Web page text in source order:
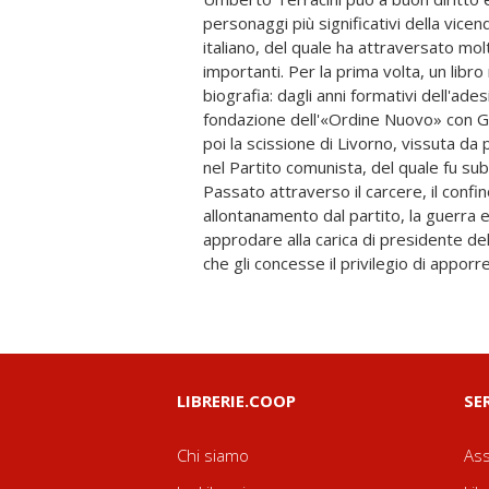
personaggi più significativi della
italiano, del quale ha attraversato
importanti. Per la prima volta, un
biografia: dagli anni formativi
fondazione dell'«Ordine Nuovo» con
poi la scissione di Livorno, vissuta da
nel Partito comunista, del quale fu
Passato attraverso il carcere, il
allontanamento dal partito, la guerra
approdare alla carica di presidente
che gli concesse il privilegio di
umano e morale, continuò negli
posizioni originali e controcorrente, ad
settanta, quando si oppose
compromesso storico voluta da
del terrorismo, durante il quale si
difesa della vita di Aldo Moro,
trattativa con le Brigate rosse per la
Altrettanti spunti che, come scrive Aldo Agosti
volume, fanno dell'avventura umana e
LIBRERIE.COOP
Chi siamo